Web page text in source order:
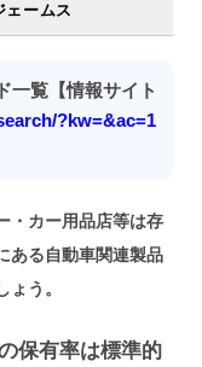
ェームス
一覧【情報サイト
?kw=&ac=1
・カー用品店等は存
ある自動車関連製品
う。
保有率は標準的